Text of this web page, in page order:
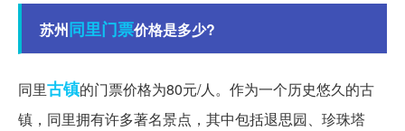
苏州同里门票价格是多少?
同里古镇的门票价格为80元/人。作为一个历史悠久的古
镇，同里拥有许多著名景点，其中包括退思园、珍珠塔